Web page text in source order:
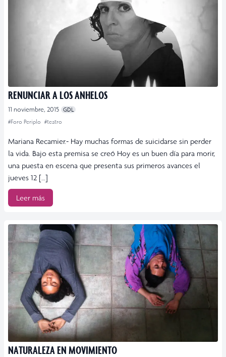
RENUNCIAR A LOS ANHELOS
11 noviembre, 2015 GDL
#Foro Periplo #teatro
Mariana Recamier.- Hay muchas formas de suicidarse sin perder
la vida. Bajo esta premisa se creó Hoy es un buen día para morir,
una puesta en escena que presenta sus primeros avances el
jueves 12 […]
Leer más
NATURALEZA EN MOVIMIENTO